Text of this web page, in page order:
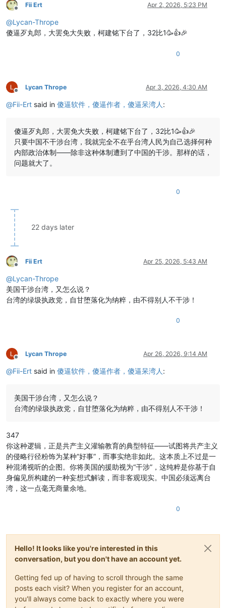
Offline
Fii Ert Apr 2, 2026, 5:23 PM
@Lycan-Thrope
傻逼歹丸郎，大罢免大失败，柯建铭下台了，32比1🥳👍🎉
0
Offline
Lycan Thrope Apr 3, 2026, 4:30 AM
@Fii-Ert said in 傻逼软件，傻逼作者，傻逼呆湾人 :
傻逼歹丸郎，大罢免大失败，柯建铭下台了，32比1🥳👍🎉
只要中国不干涉台湾，我就完全不在乎台湾人民为自己选择何种
内部政治体制——除非这种体制遭到了中国的干涉。那样的话，
问题就大了。
0
22 days later
Offline
Fii Ert Apr 25, 2026, 5:43 AM
@Lycan-Thrope
美国干涉台湾，又怎么说？
台湾的绿圾执政党，自甘堕落化为纳粹，由不得别人不干涉！
0
Offline
Lycan Thrope Apr 26, 2026, 9:14 AM
@Fii-Ert said in 傻逼软件，傻逼作者，傻逼呆湾人 :
美国干涉台湾，又怎么说？
台湾的绿圾执政党，自甘堕落化为纳粹，由不得别人不干涉！
347
你这种逻辑，正是共产主义灌输教育的典型特征——试图将共产主义
的侵略行径粉饰为某种“好事”，而事实绝非如此。这本质上不过是一
种混淆视听的企图。你将美国的援助视为“干涉”，这纯粹是你基于自
身偏见所构建的一种妄想式解读，而非客观现实。中国必须远离台
湾，这一点毫无商量余地。
0
Hello! It looks like you're interested in this
conversation, but you don't have an account yet.
Getting fed up of having to scroll through the same
posts each visit? When you register for an account,
you'll always come back to exactly where you were